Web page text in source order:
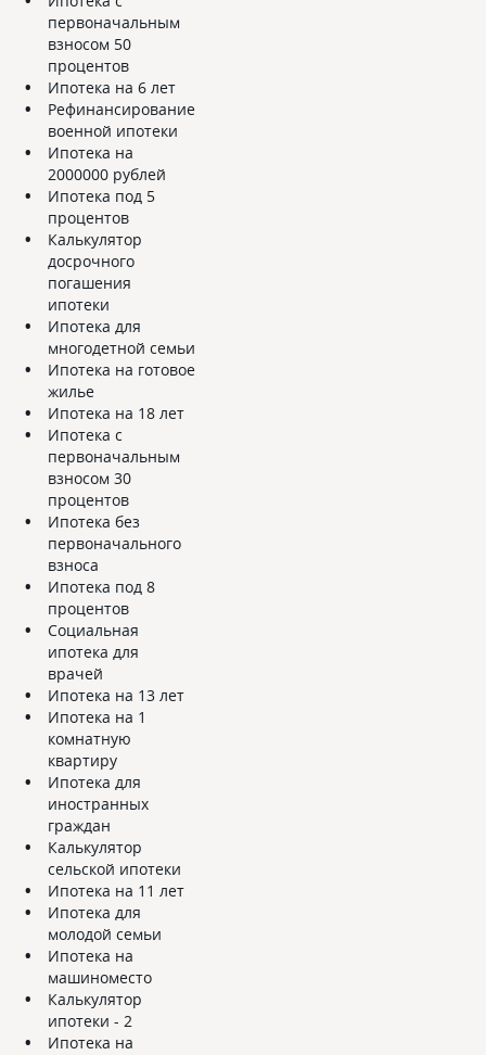
первоначальным
взносом 50
процентов
Ипотека на 6 лет
Рефинансирование
военной ипотеки
Ипотека на
2000000 рублей
Ипотека под 5
процентов
Калькулятор
досрочного
погашения
ипотеки
Ипотека для
многодетной семьи
Ипотека на готовое
жилье
Ипотека на 18 лет
Ипотека с
первоначальным
взносом 30
процентов
Ипотека без
первоначального
взноса
Ипотека под 8
процентов
Социальная
ипотека для
врачей
Ипотека на 13 лет
Ипотека на 1
комнатную
квартиру
Ипотека для
иностранных
граждан
Калькулятор
сельской ипотеки
Ипотека на 11 лет
Ипотека для
молодой семьи
Ипотека на
машиноместо
Калькулятор
ипотеки - 2
Ипотека на